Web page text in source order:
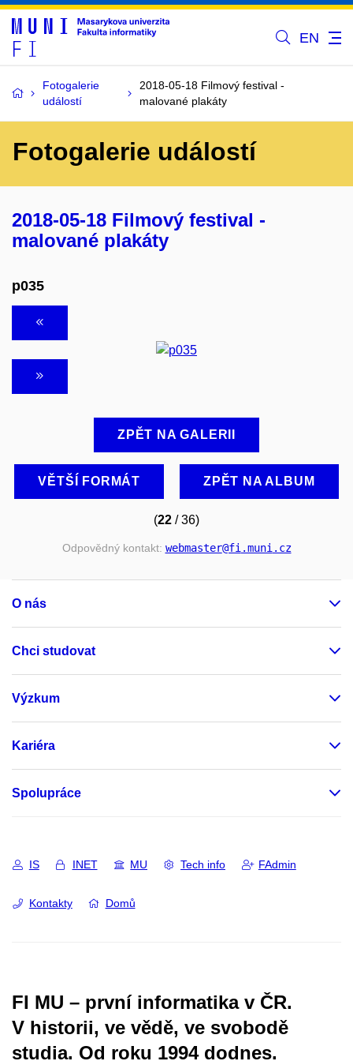
EN
Fotogalerie
událostí
2018-05-18 Filmový festival -
malované plakáty
Fotogalerie událostí
2018-05-18 Filmový festival -
malované plakáty
p035
ZPĚT NA GALERII
VĚTŠÍ FORMÁT ZPĚT NA ALBUM
(22 / 36)
Odpovědný kontakt: webmaster@fi.muni.cz
O nás
Chci studovat
Výzkum
Kariéra
Spolupráce
IS INET MU Tech info FAdmin
Kontakty Domů
FI MU – první informatika v ČR.
V historii, ve vědě, ve svobodě
studia. Od roku 1994 dodnes.